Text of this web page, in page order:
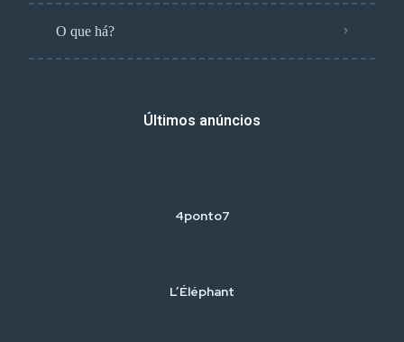
O que há?
Últimos anúncios
4ponto7
L’Éléphant